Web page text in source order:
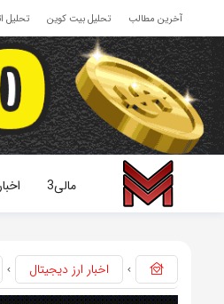
آخرین مطالب تحلیل بیت کوین تحلیل
مالی3 اخبار
اخبار ارز دیجیتال